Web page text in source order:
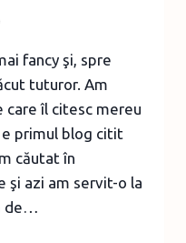
fancy şi, spre
tuturor. Am
îl citesc mereu
e primul blog citit
căutat în
şi azi am servit-o la
de…